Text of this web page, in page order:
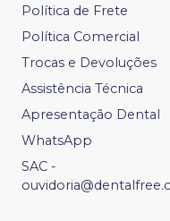
Política de Frete
Política Comercial
Trocas e Devoluções
Assistência Técnica
Apresentação Dental
WhatsApp
SAC -